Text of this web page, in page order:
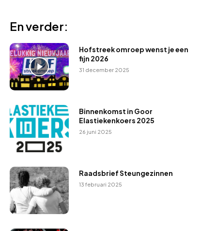
En verder:
Hofstreek omroep wenst je een
fijn 2026
31 december 2025
Binnenkomst in Goor
Elastiekenkoers 2025
26 juni 2025
Raadsbrief Steungezinnen
13 februari 2025